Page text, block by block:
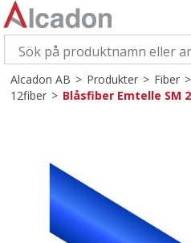
Alcadon AB>Produkter>Fiber
12fiber>Blåsfiber Emtelle SM